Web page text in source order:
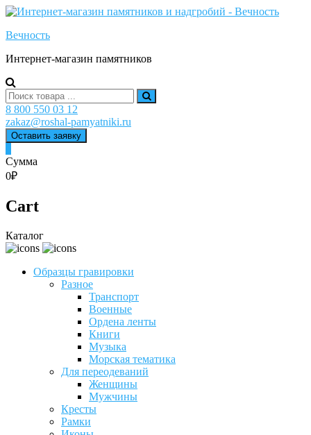
Skip
content
Вечность
Интернет-магазин памятников
Search
for:
8 800 550 03 12
zakaz@roshal-pamyatniki.ru
Оставить заявку
Сумма
0₽
Cart
Каталог
Образцы гравировки
Разное
Транспорт
Военные
Ордена ленты
Книги
Музыка
Морская тематика
Для переодеваний
Женщины
Мужчины
Кресты
Рамки